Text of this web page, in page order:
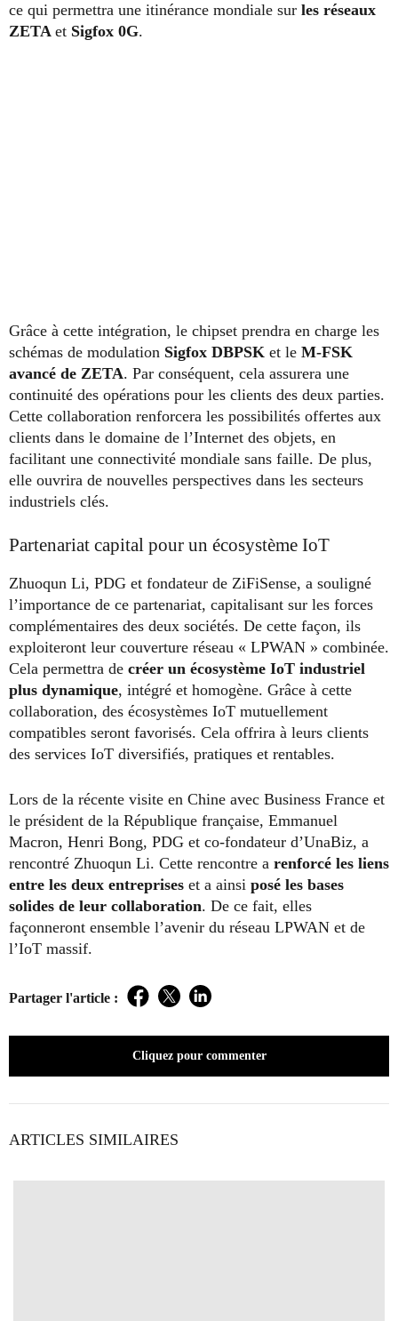
ce qui permettra une itinérance mondiale sur les réseaux
ZETA et Sigfox 0G.
Grâce à cette intégration, le chipset prendra en charge les
schémas de modulation Sigfox DBPSK et le M-FSK
avancé de ZETA. Par conséquent, cela assurera une
continuité des opérations pour les clients des deux parties.
Cette collaboration renforcera les possibilités offertes aux
clients dans le domaine de l’Internet des objets, en
facilitant une connectivité mondiale sans faille. De plus,
elle ouvrira de nouvelles perspectives dans les secteurs
industriels clés.
Partenariat capital pour un écosystème IoT
Zhuoqun Li, PDG et fondateur de ZiFiSense, a souligné
l’importance de ce partenariat, capitalisant sur les forces
complémentaires des deux sociétés. De cette façon, ils
exploiteront leur couverture réseau « LPWAN » combinée.
Cela permettra de créer un écosystème IoT industriel
plus dynamique, intégré et homogène. Grâce à cette
collaboration, des écosystèmes IoT mutuellement
compatibles seront favorisés. Cela offrira à leurs clients
des services IoT diversifiés, pratiques et rentables.
Lors de la récente visite en Chine avec Business France et
le président de la République française, Emmanuel
Macron, Henri Bong, PDG et co-fondateur d’UnaBiz, a
rencontré Zhuoqun Li. Cette rencontre a renforcé les liens
entre les deux entreprises et a ainsi posé les bases
solides de leur collaboration. De ce fait, elles
façonneront ensemble l’avenir du réseau LPWAN et de
l’IoT massif.
Partager l'article : Facebook
TwitterLinkedIn
Cliquez pour commenter
ARTICLES SIMILAIRES